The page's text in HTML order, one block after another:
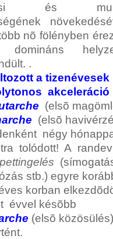
és
nõ fölényben
domináns
.
a tizenévesek
akceleráció
(elsõ
(elsõ
négy
tolódott! A
pettingelés
stb.) egyre
korban
évvel késõbb
(elsõ